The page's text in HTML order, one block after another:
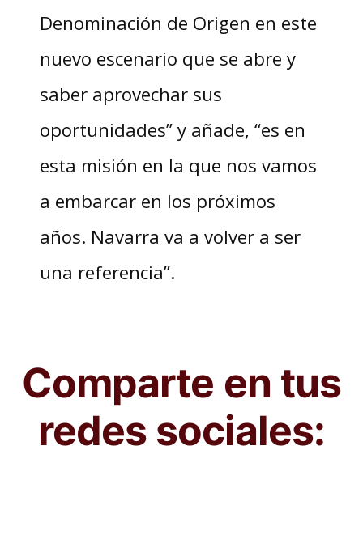
Denominación de Origen en este
nuevo escenario que se abre y
saber aprovechar sus
oportunidades” y añade, “es en
esta misión en la que nos vamos
a embarcar en los próximos
años. Navarra va a volver a ser
una referencia”.
Comparte en tus
redes sociales: